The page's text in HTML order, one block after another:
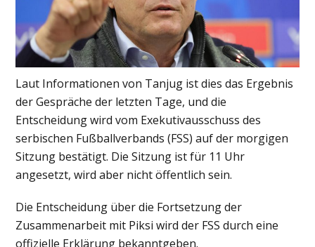
Laut Informationen von Tanjug ist dies das Ergebnis
der Gespräche der letzten Tage, und die
Entscheidung wird vom Exekutivausschuss des
serbischen Fußballverbands (FSS) auf der morgigen
Sitzung bestätigt. Die Sitzung ist für 11 Uhr
angesetzt, wird aber nicht öffentlich sein.
Die Entscheidung über die Fortsetzung der
Zusammenarbeit mit Piksi wird der FSS durch eine
offizielle Erklärung bekanntgeben.